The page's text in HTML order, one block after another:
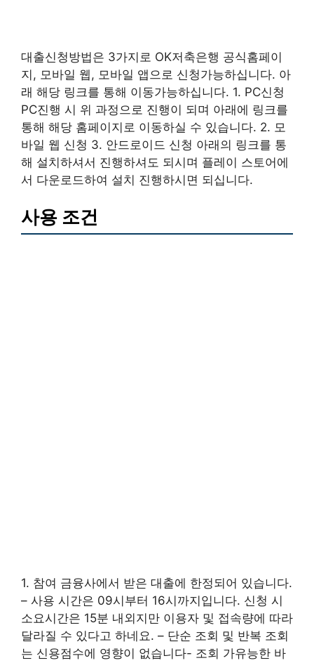
대출신청방법은 3가지로 OK저축은행 공식홈페이
지, 모바일 웹, 모바일 앱으로 신청가능하십니다. 아
래 해당 링크를 통해 이동가능하십니다. 1. PC신청
PC진행 시 위 과정으로 진행이 되며 아래에 링크를
통해 해당 홈페이지로 이동하실 수 있습니다. 2. 모
바일 웹 신청 3. 안드로이드 신청 아래의 링크를 통
해 설치하셔서 진행하셔도 되시며 플레이 스토어에
서 다운로드하여 설치 진행하시면 되십니다.
사용 조건
1. 참여 금융사에서 받은 대출에 한정되어 있습니다.
– 사용 시간은 09시부터 16시까지입니다. 신청 시
소요시간은 15분 내외지만 이용자 및 접속량에 따라
달라질 수 있다고 하네요. – 단순 조회 및 반복 조회
는 신용점수에 영향이 없습니다- 조회 가유능한 바